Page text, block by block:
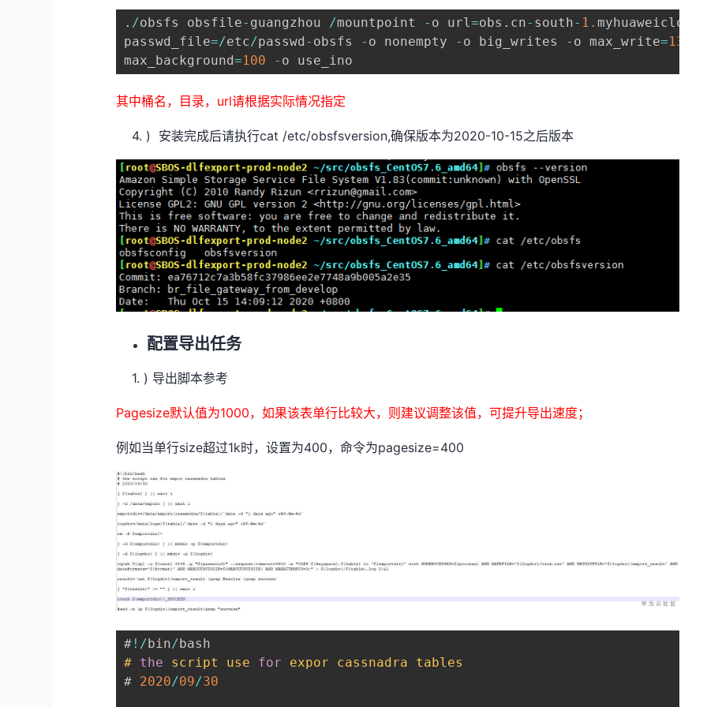
. /obsfs obsfile- guangzhou /mountpoint - o url=obs . cn- south- 1. myhuaweicloud
passwd_file=/etc/passwd - obsfs - o nonempty - o big_writes - o max_write=
max_background=100 - o use_ino
其中桶名，目录，url请根据实际情况指定
4. ) 安装完成后请执行cat /etc/obsfsversion,确保版本为2020-10-15之后版本
配置导出任务
1. ) 导出脚本参考
Pagesize默认值为1000，如果该表单行比较大，则建议调整该值，可提升导出速度；
例如当单行size超过1k时，设置为400，命令为pagesize=400
# ! /bin/
# the script use for expor cassnadra tables
# 2020/09/30